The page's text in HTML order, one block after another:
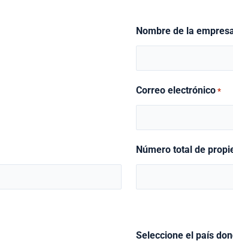
Nombre de la
Correo electrónico *
Número total de
Seleccione el país